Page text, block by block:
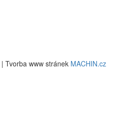
| Tvorba www stránek MACHIN.cz